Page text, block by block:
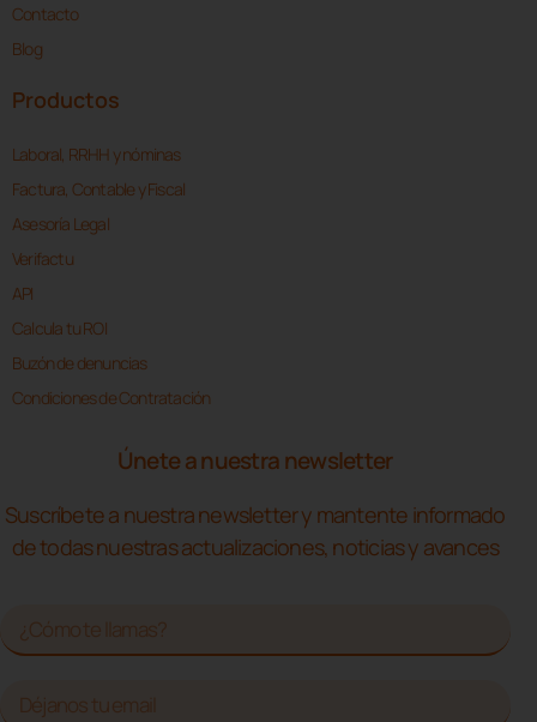
Contacto
Blog
Productos
Laboral, RRHH y nóminas
Factura, Contable y Fiscal
Asesoría Legal
Verifactu
API
Calcula tu ROI
Buzón de denuncias
Condiciones de Contratación
Únete a nuestra newsletter
Suscríbete a nuestra newsletter y mantente informado
de todas nuestras actualizaciones, noticias y avances